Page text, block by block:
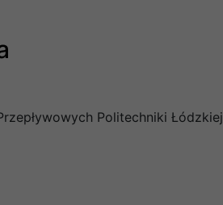
Politechniki Łódzkiej